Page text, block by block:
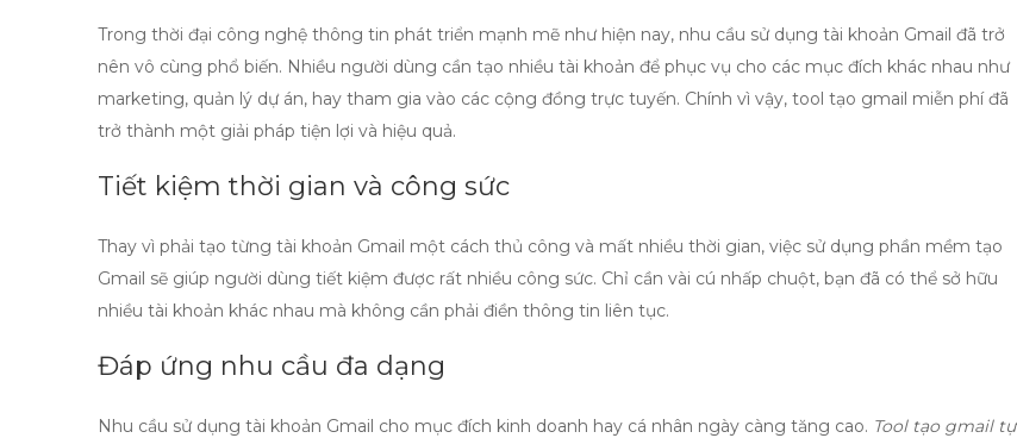
Trong thời đại công nghệ thông tin phát triển mạnh mẽ như hiện nay, nhu cầu sử dụng tài khoản Gmail đã trở
nên vô cùng phổ biến. Nhiều người dùng cần tạo nhiều tài khoản để phục vụ cho các mục đích khác nhau như
marketing, quản lý dự án, hay tham gia vào các cộng đồng trực tuyến. Chính vì vậy, tool tạo gmail miễn phíđã
trở thành một giải pháp tiện lợi và hiệu quả.
Tiết kiệm thời gian và công sức
Thay vì phải tạo từng tài khoản Gmail một cách thủ công và mất nhiều thời gian, việc sử dụng phần mềm tạo
Gmail sẽ giúp người dùng tiết kiệm được rất nhiều công sức. Chỉ cần vài cú nhấp chuột, bạn đã có thể sở hữu
nhiều tài khoản khác nhau mà không cần phải điền thông tin liên tục.
Đáp ứng nhu cầu đa dạng
Nhu cầu sử dụng tài khoản Gmail cho mục đích kinh doanh hay cá nhân ngày càng tăng cao. Tool tạo gmail tự